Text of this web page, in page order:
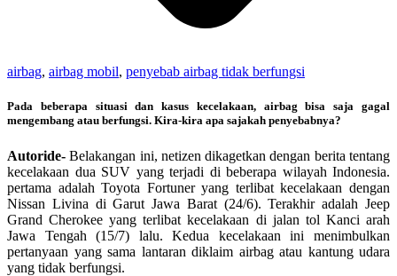
airbag, airbag mobil, penyebab airbag tidak berfungsi
Pada beberapa situasi dan kasus kecelakaan, airbag bisa saja gagal
mengembang atau berfungsi. Kira-kira apa sajakah penyebabnya?
Autoride- Belakangan ini, netizen dikagetkan dengan berita tentang
kecelakaan dua SUV yang terjadi di beberapa wilayah Indonesia.
pertama adalah Toyota Fortuner yang terlibat kecelakaan dengan
Nissan Livina di Garut Jawa Barat (24/6). Terakhir adalah Jeep
Grand Cherokee yang terlibat kecelakaan di jalan tol Kanci arah
Jawa Tengah (15/7) lalu. Kedua kecelakaan ini menimbulkan
pertanyaan yang sama lantaran diklaim airbag atau kantung udara
yang tidak berfungsi.